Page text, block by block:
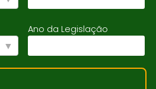
Ano da Legislação